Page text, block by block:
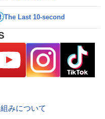
The Last 10-second
みについて